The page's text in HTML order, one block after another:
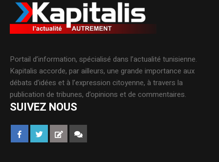
Portail d’information, spécialisé dans l’actualité tunisienne.
Kapitalis accorde, par ailleurs, une grande importance aux
débats d’idées et à l’expression citoyenne, à travers la
publication de tribunes, d’opinions et de commentaires.
SUIVEZ NOUS